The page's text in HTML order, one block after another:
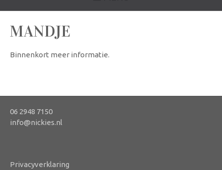
MANDJE
Binnenkort meer informatie.
06 2948 7150
info@nickies.nl
Privacyverklaring